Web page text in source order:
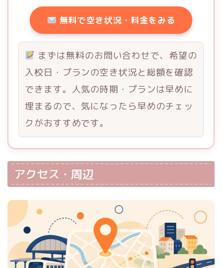
無料で空き状況・料金をみる
まずは無料のお問い合わせで、希望の
入校日・プランの空き状況と総額を確認
できます。人気の時期・プランは早めに
埋まるので、気になったら早めのチェッ
クがおすすめです。
アクセス・周辺